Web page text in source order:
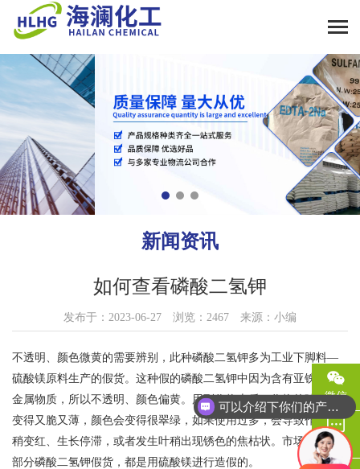
新闻资讯
如何查看磷酸二氢钾
发布于：2023-06-27 浏览：2467 来源：小编
不透明、颜色微黄的需要辨别，此种磷酸二氢钾多为工业下脚料—
硫酸镁原料生产的假货。这种假的磷酸二氢钾中因为含有亚铁及重
金属物质，所以不透明、颜色偏黄。用到作物上后，作物的叶片会
变得又脆又薄，颜色会变得很翠绿，如果使用过多，会导致作物嫩
稍变红、生长停滞，或者发生叶稍出现锈色的焦枯状。市场上的大
部分磷酸二氢钾假货，都是用硫酸镁进行造假的。
微信
咨询
可以介绍下你们的产品么